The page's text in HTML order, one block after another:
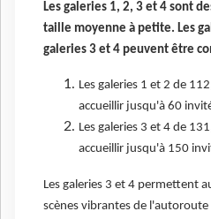
Les galeries 1, 2, 3 et 4 sont
taille moyenne à petite. Les
galeries 3 et 4 peuvent être
Les galeries 1 et 2 de
accueillir jusqu'à 60
Les galeries 3 et 4 de
accueillir jusqu'à 150
Les galeries 3 et 4 permettent
scènes vibrantes de l'autoroute